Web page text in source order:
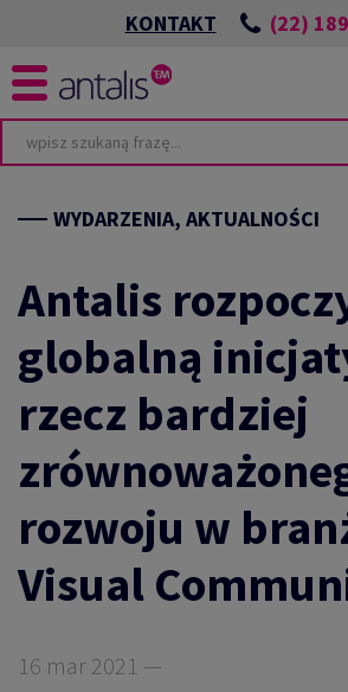
KONTAKT (22)
WYDARZENIA, AKTUALNOŚCI
Antalis
globalną
rzecz bardziej
rozwoju w
Visual
16 mar 2021 —